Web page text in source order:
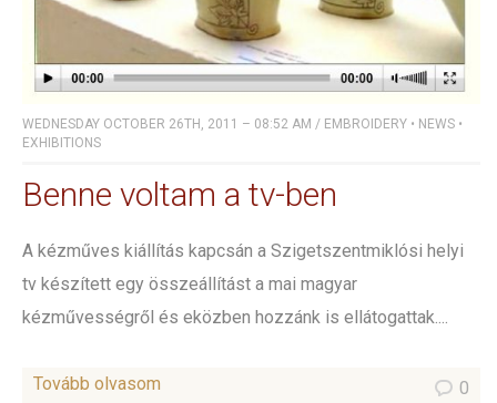
WEDNESDAY OCTOBER 26TH, 2011 – 08:52 AM / EMBROIDERY • NEWS •
EXHIBITIONS
Benne voltam a tv-ben
A kézműves kiállítás kapcsán a Szigetszentmiklósi helyi
tv készített egy összeállítást a mai magyar
kézművességről és eközben hozzánk is ellátogattak....
Tovább olvasom 0